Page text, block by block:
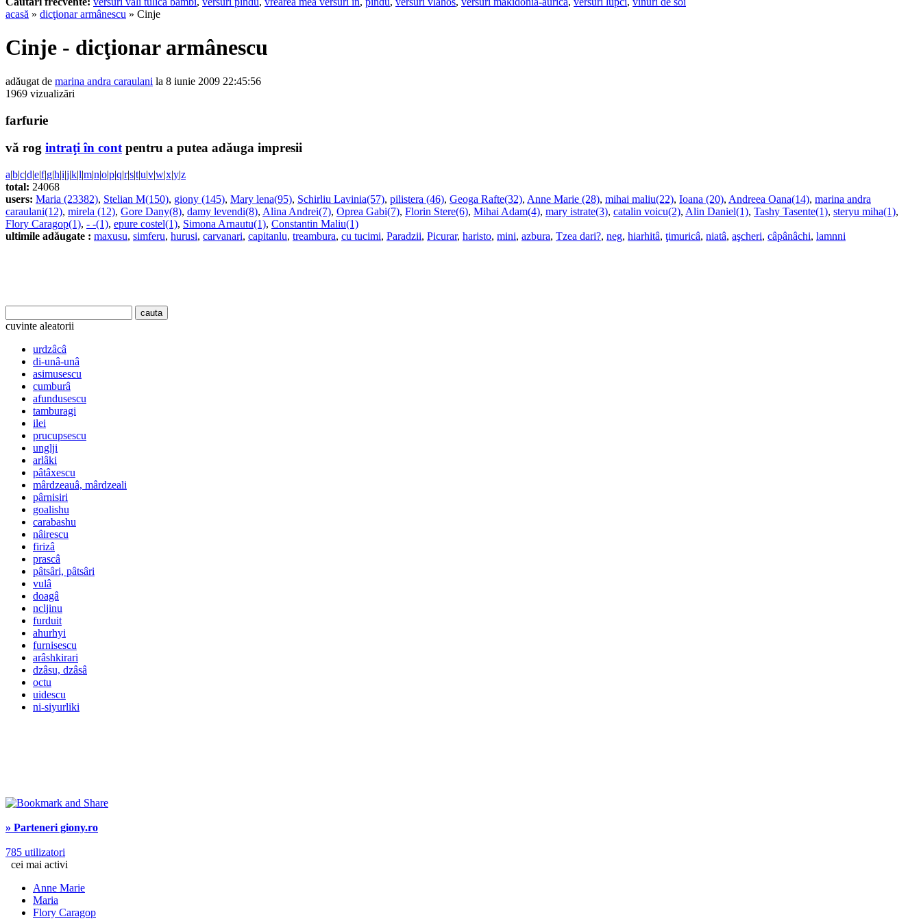
acasă » dicţionar armânescu » Cinje
Cinje - dicţionar armânescu
adăugat de marina andra caraulani la 8 iunie 2009 22:45:56
1969 vizualizări
farfurie
vă rog intraţi în contpentru a putea adăuga impresii
a|b|c|d|e|f|g|h|i|j|k|l|m|n|o|p|q|r|s|t|u|v|w|x|y|z
total: 24068
users: Maria (23382), Stelian M(150), giony (145), Mary lena(95), Schirliu Lavinia(57), pilistera (46), Geoga Rafte(32), Anne Marie (28), mihai maliu(22), Ioana (20), Andreea Oana(14), marina andra
caraulani(12), mirela (12), Gore Dany(8), damy levendi(8), Alina Andrei(7), Oprea Gabi(7), Florin Stere(6), Mihai Adam(4), mary istrate(3), catalin voicu(2), Alin Daniel(1), Tashy Tasente(1), steryu miha(1),
Flory Caragop(1), - -(1), epure costel(1), Simona Arnautu(1), Constantin Maliu(1)
ultimile adăugate : maxusu, simferu, hurusi, carvanari, capitanlu, treambura, cu tucimi, Paradzii, Picurar, haristo, mini, azbura, Tzea dari?, neg, hiarhitâ, ţimuricâ, niatâ, aşcheri, câpânâchi, lamnni
cuvinte aleatorii
urdzâcâ
di-unâ-unâ
asimusescu
cumburâ
afundusescu
tamburagi
ilei
prucupsescu
unglji
arlâki
pâtâxescu
mârdzeauâ, mârdzeali
pârnisiri
goalishu
carabashu
nâirescu
firizâ
prascâ
pâtsâri, pâtsâri
vulâ
doagâ
ncljinu
furduit
ahurhyi
furnisescu
arâshkirari
dzâsu, dzâsâ
octu
uidescu
ni-siyurliki
» Parteneri giony.ro
785 utilizatori
cei mai activi
Anne Marie
Maria
Flory Caragop